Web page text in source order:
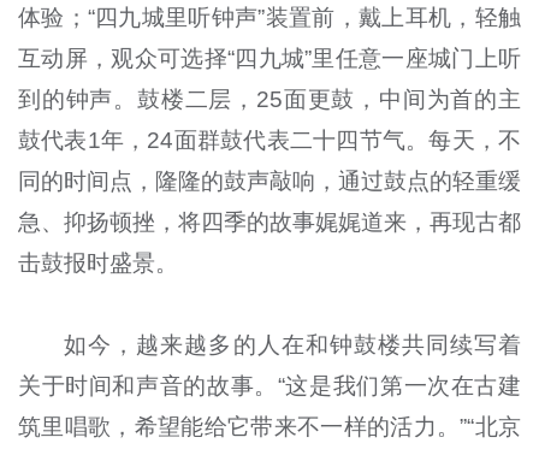
体验；“四九城里听钟声”装置前，戴上耳机，轻触
互动屏，观众可选择“四九城”里任意一座城门上听
到的钟声。鼓楼二层，25面更鼓，中间为首的主
鼓代表1年，24面群鼓代表二十四节气。每天，不
同的时间点，隆隆的鼓声敲响，通过鼓点的轻重缓
急、抑扬顿挫，将四季的故事娓娓道来，再现古都
击鼓报时盛景。
如今，越来越多的人在和钟鼓楼共同续写着
关于时间和声音的故事。“这是我们第一次在古建
筑里唱歌，希望能给它带来不一样的活力。”“北京